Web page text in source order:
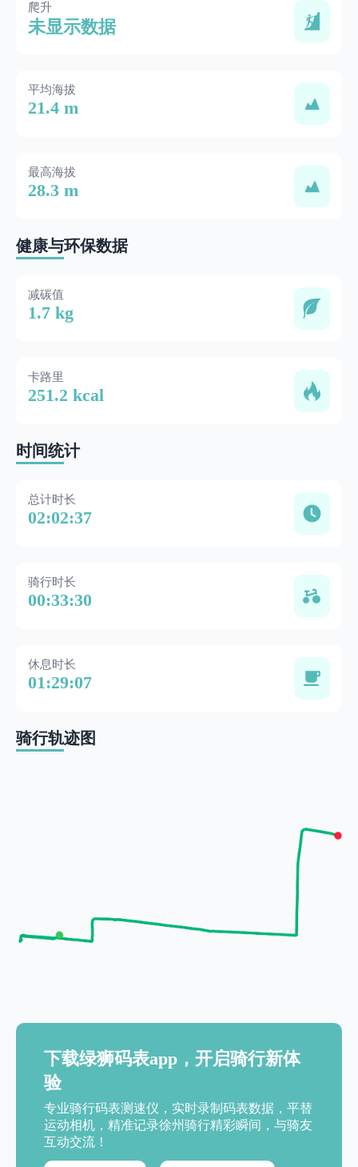
爬升
未显示数据
平均海拔
21.4 m
最高海拔
28.3 m
健康与环保数据
减碳值
1.7 kg
卡路里
251.2 kcal
时间统计
总计时长
02:02:37
骑行时长
00:33:30
休息时长
01:29:07
骑行轨迹图
下载绿狮码表app，开启骑行新体
验
专业骑行码表测速仪，实时录制码表数据，平替
运动相机，精准记录徐州骑行精彩瞬间，与骑友
互动交流！